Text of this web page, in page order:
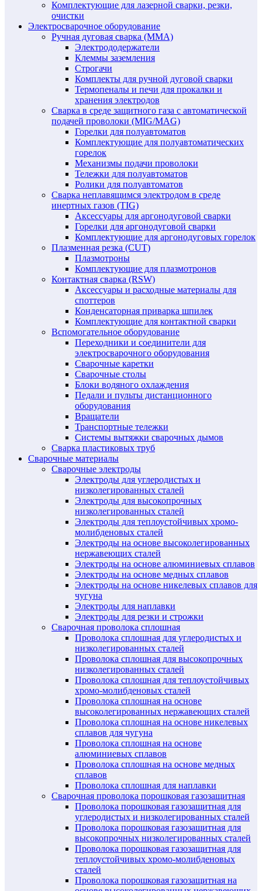
Комплектующие для лазерной сварки, резки,
очистки
Электросварочное оборудование
Ручная дуговая сварка (MMA)
Электрододержатели
Клеммы заземления
Строгачи
Комплекты для ручной дуговой сварки
Термопеналы и печи для прокалки и
хранения электродов
Сварка в среде защитного газа с автоматической
подачей проволоки (MIG/MAG)
Горелки для полуавтоматов
Комплектующие для полуавтоматических
горелок
Механизмы подачи проволоки
Тележки для полуавтоматов
Ролики для полуавтоматов
Сварка неплавящимся электродом в среде
инертных газов (TIG)
Аксессуары для аргонодуговой сварки
Горелки для аргонодуговой сварки
Комплектующие для аргонодуговых горелок
Плазменная резка (CUT)
Плазмотроны
Комплектующие для плазмотронов
Контактная сварка (RSW)
Аксессуары и расходные материалы для
споттеров
Конденсаторная приварка шпилек
Комплектующие для контактной сварки
Вспомогательное оборудование
Переходники и соединители для
электросварочного оборудования
Сварочные каретки
Сварочные столы
Блоки водяного охлаждения
Педали и пульты дистанционного
оборудования
Вращатели
Транспортные тележки
Системы вытяжки сварочных дымов
Сварка пластиковых труб
Сварочные материалы
Сварочные электроды
Электроды для углеродистых и
низколегированных сталей
Электроды для высокопрочных
низколегированных сталей
Электроды для теплоустойчивых хромо-
молибденовых сталей
Электроды на основе высоколегированных
нержавеющих сталей
Электроды на основе алюминиевых сплавов
Электроды на основе медных сплавов
Электроды на основе никелевых сплавов для
чугуна
Электроды для наплавки
Электроды для резки и строжки
Сварочная проволока сплошная
Проволока сплошная для углеродистых и
низколегированных сталей
Проволока сплошная для высокопрочных
низколегированных сталей
Проволока сплошная для теплоустойчивых
хромо-молибденовых сталей
Проволока сплошная на основе
высоколегированных нержавеющих сталей
Проволока сплошная на основе никелевых
сплавов для чугуна
Проволока сплошная на основе
алюминиевых сплавов
Проволока сплошная на основе медных
сплавов
Проволока сплошная для наплавки
Сварочная проволока порошковая газозащитная
Проволока порошковая газозащитная для
углеродистых и низколегированных сталей
Проволока порошковая газозащитная для
высокопрочных низколегированных сталей
Проволока порошковая газозащитная для
теплоустойчивых хромо-молибденовых
сталей
Проволока порошковая газозащитная на